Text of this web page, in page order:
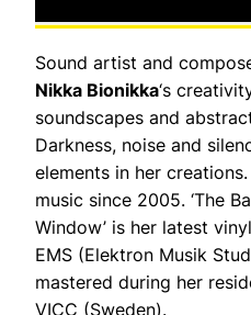
Sound artist and
Nikka Bionikka‘s
soundscapes and
Darkness, noise and
elements in her
music since 2005. ‘The
Window’ is her latest
EMS (Elektron Musik
mastered during her
VICC (Sweden).